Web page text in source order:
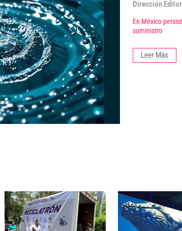
Dirección
En México
suministro
Leer Más